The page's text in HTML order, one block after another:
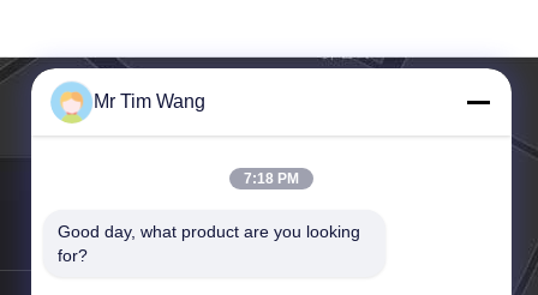
Mr Tim Wang
7:18 PM
Good day, what product are you looking
for?